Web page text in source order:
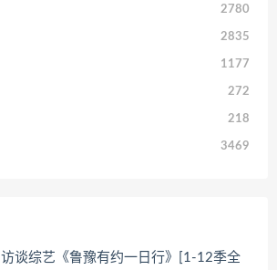
2780
2835
1177
272
218
3469
访谈综艺《鲁豫有约一日行》[1-12季全